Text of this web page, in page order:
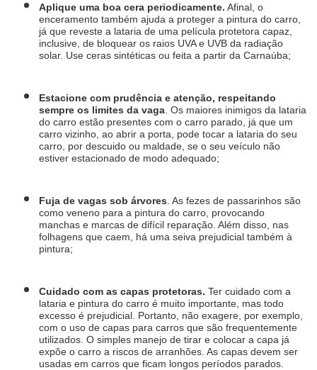
Aplique uma boa cera periodicamente. Afinal, o
enceramento também ajuda a proteger a pintura do carro,
já que reveste a lataria de uma película protetora capaz,
inclusive, de bloquear os raios UVA e UVB da radiação
solar. Use ceras sintéticas ou feita a partir da Carnaúba;
Estacione com prudência e atenção, respeitando
sempre os limites da vaga . Os maiores inimigos da lataria
do carro estão presentes com o carro parado, já que um
carro vizinho, ao abrir a porta, pode tocar a lataria do seu
carro, por descuido ou maldade, se o seu veículo não
estiver estacionado de modo adequado;
Fuja de vagas sob árvores . As fezes de passarinhos são
como veneno para a pintura do carro, provocando
manchas e marcas de difícil reparação. Além disso, nas
folhagens que caem, há uma seiva prejudicial também à
pintura;
Cuidado com as capas protetoras. Ter cuidado com a
lataria e pintura do carro é muito importante, mas todo
excesso é prejudicial. Portanto, não exagere, por exemplo,
com o uso de capas para carros que são frequentemente
utilizados. O simples manejo de tirar e colocar a capa já
expõe o carro a riscos de arranhões. As capas devem ser
usadas em carros que ficam longos períodos parados.